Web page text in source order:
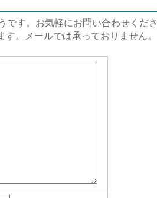
です。お気軽にお問い合わせくださ
す。メールでは承っておりません。